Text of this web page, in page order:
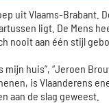
uit Vlaams-Brabant.
ligt. De Mens
nooit aan één stijl
mijn huis”, “Jeroen
is Vlaanderens
aan de slag geweest.